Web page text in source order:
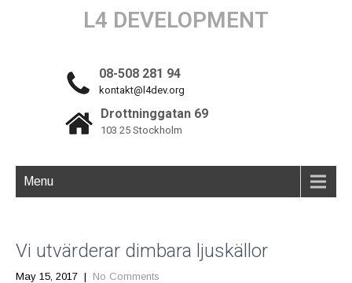
L4 DEVELOPMENT
08-508 281 94
kontakt@l4dev.org
Drottninggatan 69
103 25 Stockholm
Menu
Vi utvärderar dimbara ljuskällor
May 15, 2017 | No Comments